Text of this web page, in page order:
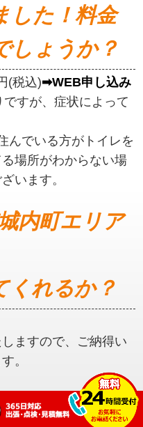
した！料金
しょうか？
(税込)➡WEB申し込み
すが、症状によって
んでいる方がトイレを
場所がわからない場
います。
内町エリア
くれるか？
ますので、ご納得い
。
内町エリア